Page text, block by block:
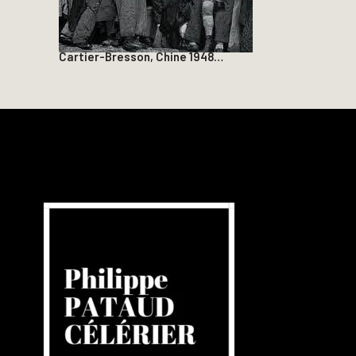
Cartier-Bresson, Chine 1948…